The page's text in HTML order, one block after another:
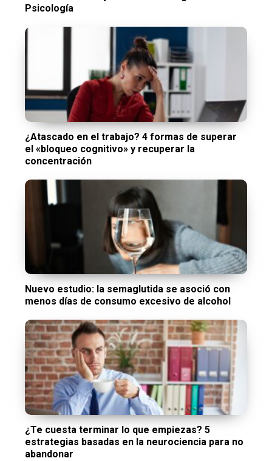
Psicología
¿Atascado en el trabajo? 4 formas de superar
el «bloqueo cognitivo» y recuperar la
concentración
Nuevo estudio: la semaglutida se asoció con
menos días de consumo excesivo de alcohol
¿Te cuesta terminar lo que empiezas? 5
estrategias basadas en la neurociencia para no
abandonar